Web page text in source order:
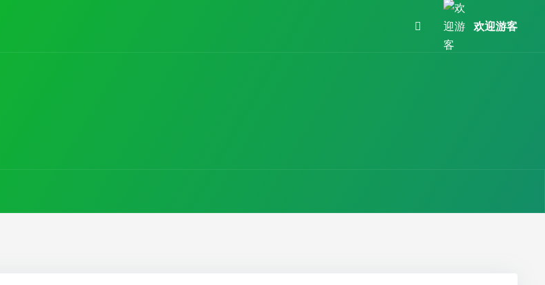
欢迎游客